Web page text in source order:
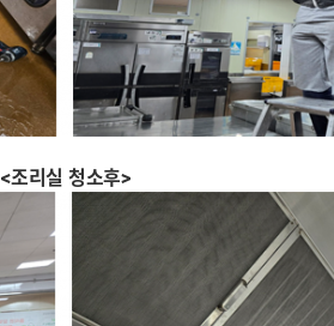
<조리실 청소후>